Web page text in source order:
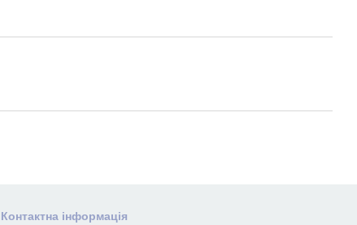
Контактна інформація